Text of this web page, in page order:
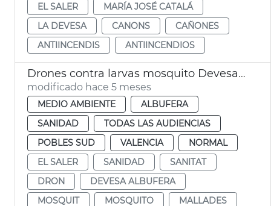
EL SALER
MARÍA JOSÉ CATALÁ
LA DEVESA
CANONS
CAÑONES
ANTIINCENDIS
ANTIINCENDIOS
Drones contra larvas mosquito Devesa Albufera València
modificado hace 5 meses
MEDIO AMBIENTE
ALBUFERA
SANIDAD
TODAS LAS AUDIENCIAS
POBLES SUD
VALENCIA
NORMAL
EL SALER
SANIDAD
SANITAT
DRON
DEVESA ALBUFERA
MOSQUIT
MOSQUITO MALLADES